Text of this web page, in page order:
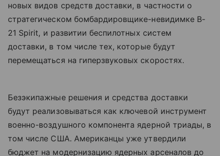
новых видов средств доставки, в частности о
стратегическом бомбардировщике-невидимке B-
21 Spirit, и развитии беспилотных систем
доставки, в том числе тех, которые будут
перемещаться на гиперзвуковых скоростях.
Безэкипажные решения и средства доставки
будут реализовываться как ключевой инструмент
военно-воздушного компонента ядерной триады, в
том числе США. Американцы уже утвердили
бюджет на модернизацию ядерных арсеналов до